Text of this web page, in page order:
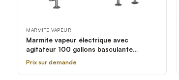
MARMITE VAPEUR
Marmite vapeur électrique avec
agitateur 100 gallons basculante
Cleveland MKEL-100-T
Prix sur demande